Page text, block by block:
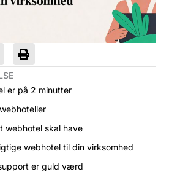
er på 2 minutter
webhotel skal have
webhotel til din virksomhed
er guld værd